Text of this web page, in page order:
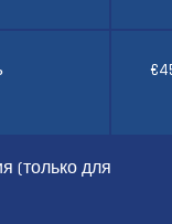
(только для